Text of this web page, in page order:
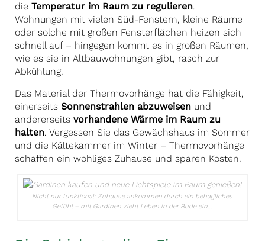
die Temperatur im Raum zu regulieren.
Wohnungen mit vielen Süd-Fenstern, kleine Räume
oder solche mit großen Fensterflächen heizen sich
schnell auf – hingegen kommt es in großen Räumen,
wie es sie in Altbauwohnungen gibt, rasch zur
Abkühlung.
Das Material der Thermovorhänge hat die Fähigkeit,
einerseits Sonnenstrahlen abzuweisen und
andererseits vorhandene Wärme im Raum zu
halten. Vergessen Sie das Gewächshaus im Sommer
und die Kältekammer im Winter – Thermovorhänge
schaffen ein wohliges Zuhause und sparen Kosten.
Nicht nur funktional: Zuhause ankommen durch ein behagliches
Gefühl – mit Gardinen zieht Leben in der Bude ein…